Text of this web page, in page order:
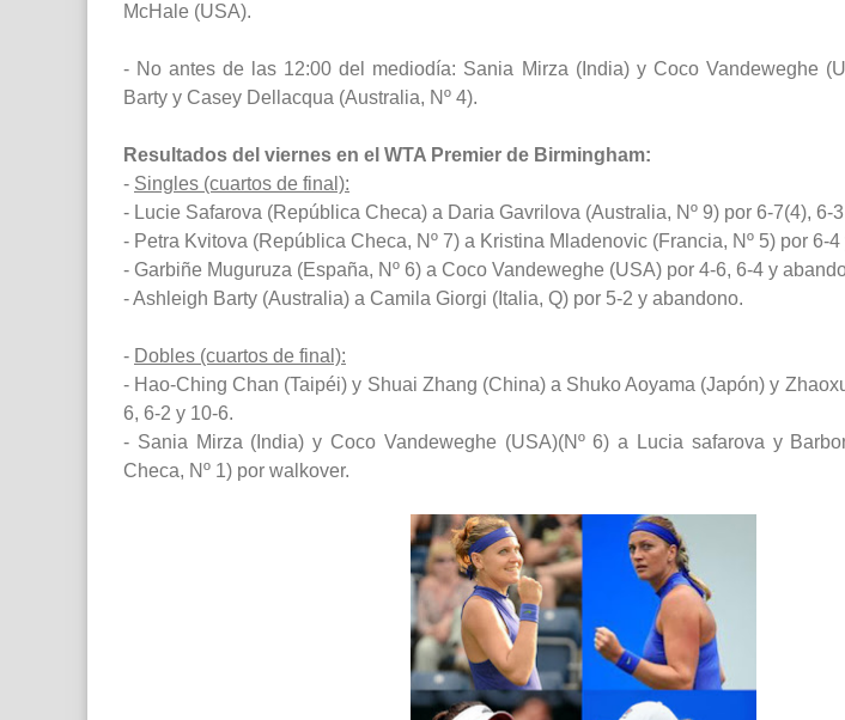
McHale (USA).
- No antes de las 12:00 del mediodía: Sania Mirza (India) y Coco Vandeweghe
Barty y Casey Dellacqua (Australia, Nº 4).
Resultados del viernes en el WTA Premier de Birmingham:
- Singles (cuartos de final):
- Lucie Safarova (República Checa) a Daria Gavrilova (Australia, Nº 9) por 6-7(4), 6-
- Petra Kvitova (República Checa, Nº 7) a Kristina Mladenovic (Francia, Nº 5) por 6-4
- Garbiñe Muguruza (España, Nº 6) a Coco Vandeweghe (USA) por 4-6, 6-4 y
- Ashleigh Barty (Australia) a Camila Giorgi (Italia, Q) por 5-2 y abandono.
- Dobles (cuartos de final):
- Hao-Ching Chan (Taipéi) y Shuai Zhang (China) a Shuko Aoyama (Japón) y
6, 6-2 y 10-6.
- Sania Mirza (India) y Coco Vandeweghe (USA)(Nº 6) a Lucia safarova y
Checa, Nº 1) por walkover.